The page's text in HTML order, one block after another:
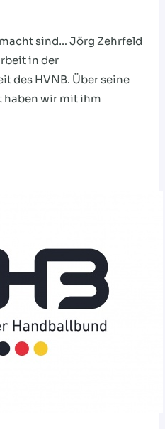
sind… Jörg Zehrfeld
in der
des HVNB. Über seine
haben wir mit ihm